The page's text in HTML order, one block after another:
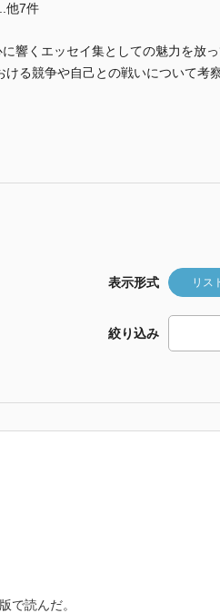
...他7件
響くエッセイ集としての魅力を放っ
る競争や自己との戦いについて考
表示形式 リス
絞り込み
で読んだ。